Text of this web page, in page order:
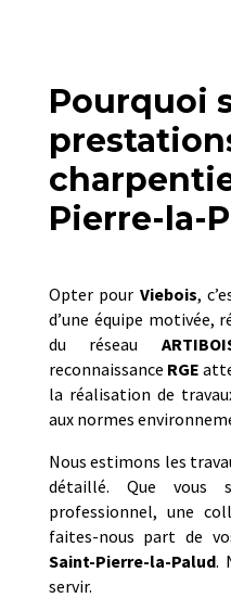
Pourquoi
Pierre-la-
Opter pour Viebois,
d’une équipe motivée,
du réseau
reconnaissance RGE
la réalisation de
aux normes
Nous estimons les
détaillé. Que vous
professionnel, une
faites-nous part de
Saint-Pierre-la-Palud.
servir.